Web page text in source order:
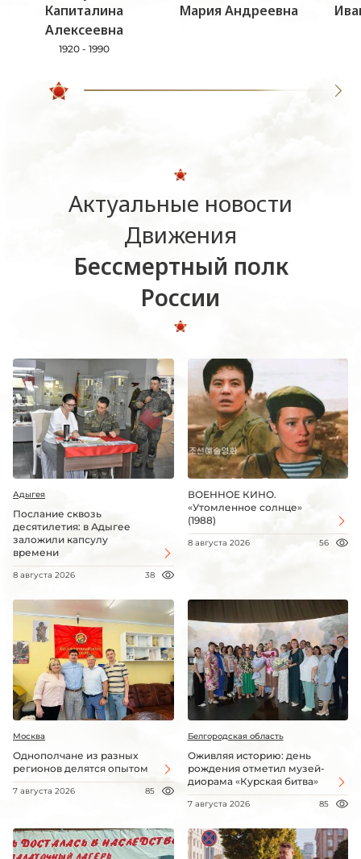
Капиталина
Алексеевна
1920 - 1990
Мария Андреевна
Актуальные новости
Движения
Бессмертный полк
России
Адыгея
Послание сквозь
десятилетия: в Адыгее
заложили капсулу
времени
8 августа 2026 38
ВОЕННОЕ КИНО.
«Утомленное солнце»
(1988)
8 августа 2026 56
Москва
Однополчане из разных
регионов делятся опытом
7 августа 2026 85
Белгородская область
Оживляя историю: день
рождения отметил музей-
диорама «Курская битва»
7 августа 2026 85